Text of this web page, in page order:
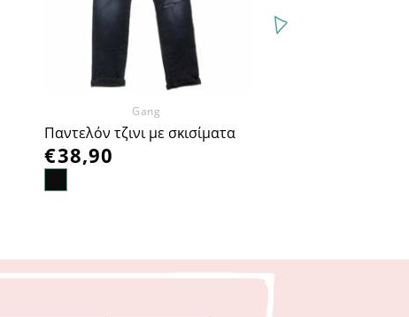
Gang
Παντελόν τζινι με σκισίματα
€38,90